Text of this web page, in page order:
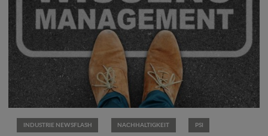
INDUSTRIE NEWSFLASH NACHHALTIGKEIT PSI